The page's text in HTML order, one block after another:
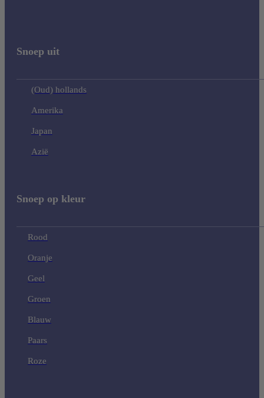
Snoep uit
(Oud) hollands
Amerika
Japan
Azië
Snoep op kleur
Rood
Oranje
Geel
Groen
Blauw
Paars
Roze